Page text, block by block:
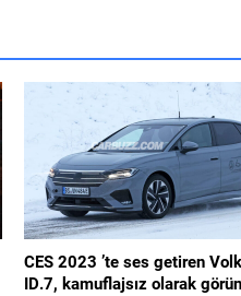
CES 2023 ’te ses getiren
ID.7, kamuflajsız olarak